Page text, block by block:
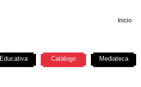
Inicio
Educativa Catálogo Mediateca